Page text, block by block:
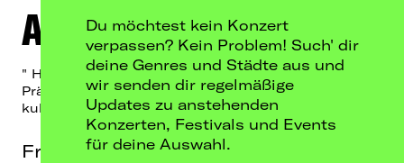
Anda Morts
" HEKTOMATIK WÖD Tour " 2027
Präsentiert von: Rausgegangen, DIFFUS und
kulturnews
Fr, 27.11.26
Du möchtest kein Konzert
verpassen? Kein Problem! Such' dir
deine Genres und Städte aus und
wir senden dir regelmäßige
Updates zu anstehenden
Konzerten, Festivals und Events
für deine Auswahl.